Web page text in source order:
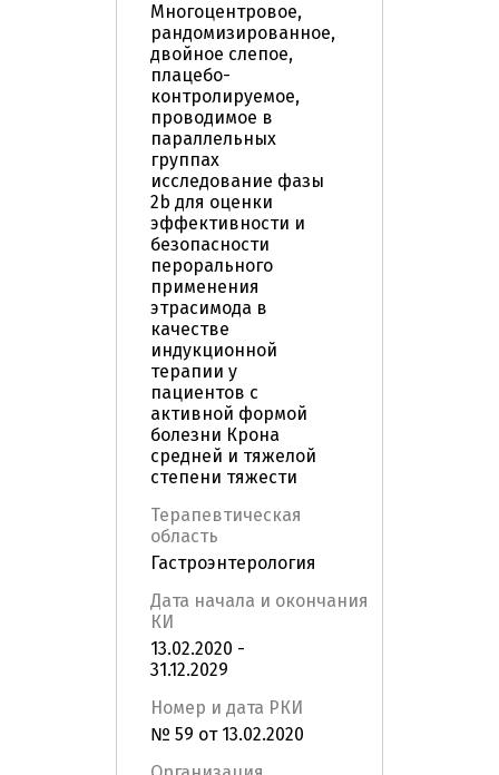
Многоцентровое,
рандомизированное,
двойное слепое,
плацебо-
контролируемое,
проводимое в
параллельных
группах
исследование фазы
2b для оценки
эффективности и
безопасности
перорального
применения
этрасимода в
качестве
индукционной
терапии у
пациентов с
активной формой
болезни Крона
средней и тяжелой
степени тяжести
Терапевтическая
область
Гастроэнтерология
Дата начала и окончания
КИ
13.02.2020 -
31.12.2029
Номер и дата РКИ
№ 59 от 13.02.2020